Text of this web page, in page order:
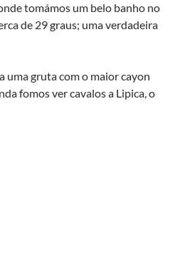
tomámos um belo banho no
de 29 graus; uma verdadeira
uma gruta com o maior cayon
fomos ver cavalos a Lipica, o